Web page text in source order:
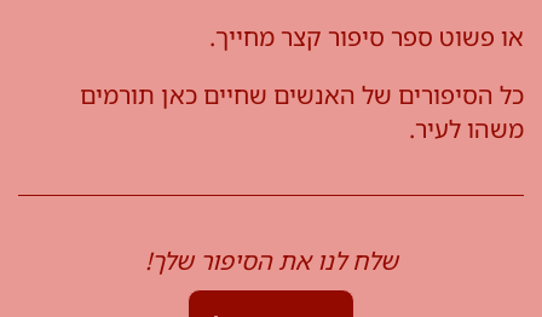
או פשוט ספר סיפור קצר מחייך.
כל הסיפורים של האנשים שחיים כאן תורמים
משהו לעיר.
שלח לנו את הסיפור שלך!